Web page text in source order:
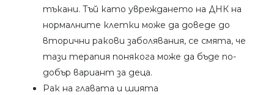
тъкани. Тъй като увреждането на ДНК на
нормалните клетки може да доведе до
вторични ракови заболявания, се смята, че
тази терапия понякога може да бъде по-
добър вариант за деца.
Рак на главата и шията